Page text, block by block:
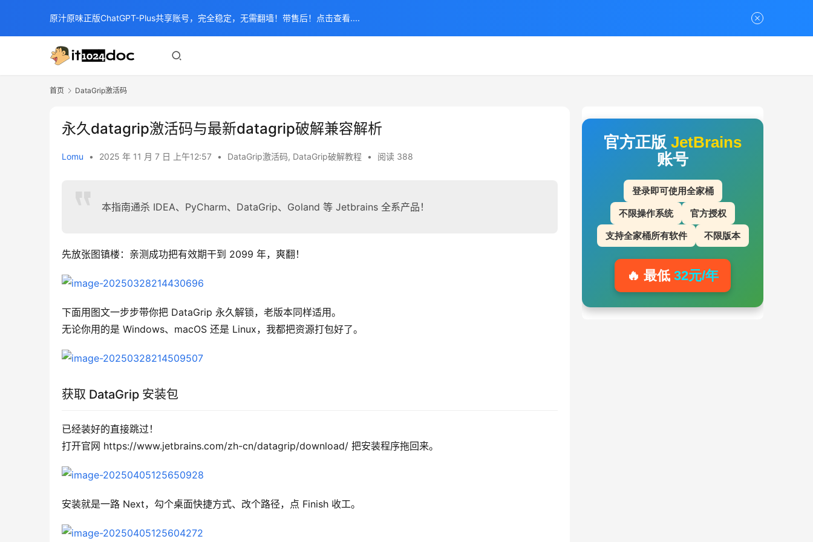
首页 DataGrip激活码
永久datagrip激活码与最新datagrip破解兼容解析
Lomu • 2025 年 11 月 7 日 上午12:57 • DataGrip激活码, DataGrip破解教程 • 阅读 388
本指南通杀 IDEA、PyCharm、DataGrip、Goland 等 Jetbrains 全系产品！
先放张图镇楼：亲测成功把有效期干到 2099 年，爽翻！
下面用图文一步步带你把 DataGrip 永久解锁，老版本同样适用。
无论你用的是 Windows、macOS 还是 Linux，我都把资源打包好了。
获取 DataGrip 安装包
已经装好的直接跳过！
打开官网 https://www.jetbrains.com/zh-cn/datagrip/download/ 把安装程序拖回来。
安装就是一路 Next，勾个桌面快捷方式、改个路径，点 Finish 收工。
官方正版 JetBrains
账号
登录即可使用全家桶
不限操作系统 官方授权
支持全家桶所有软件 不限版本
🔥 最低 32元/年
原汁原味正版ChatGPT-Plus共享账号，完全稳定，无需翻墙！带售后！点击查看....